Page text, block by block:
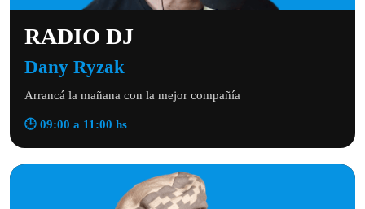
RADIO DJ
Dany Ryzak
Arrancá la mañana con la mejor compañía
🕒 09:00 a 11:00 hs